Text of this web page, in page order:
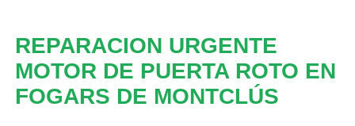
REPARACION URGENTE
MOTOR DE PUERTA ROTO EN
FOGARS DE MONTCLÚS